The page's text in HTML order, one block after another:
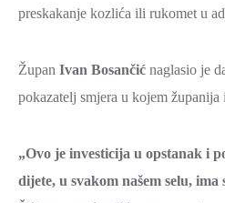
preskakanje kozlića ili rukomet u
Župan Ivan Bosančić naglasio je
pokazatelj smjera u kojem županija
„Ovo je investicija u opstanak i
dijete, u svakom našem selu,